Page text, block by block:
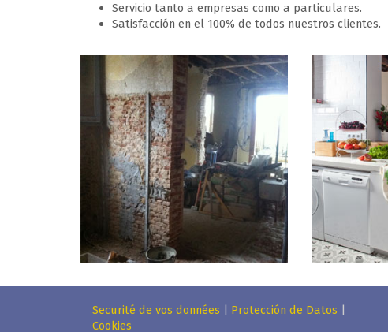
Servicio tanto a empresas como a particulares.
Satisfacción en el 100% de todos nuestros clientes.
Securité de vos données | Protección de Datos |
Cookies